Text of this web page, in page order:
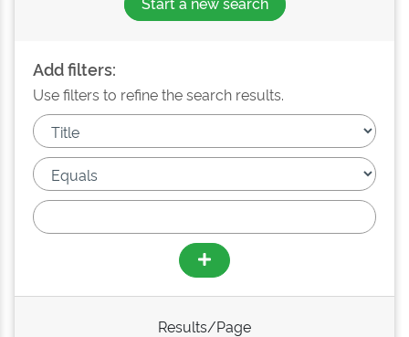
Add filters:
Use filters to refine the search results.
Results/Page